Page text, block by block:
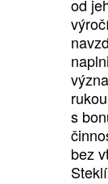
od
s
bez